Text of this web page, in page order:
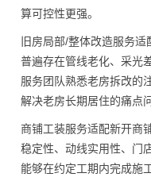
算可控性更强。
旧房局部/整体改造服务
普遍存在管线老化、采光
服务团队熟悉老房拆改的
解决老房长期居住的痛点
商铺工装服务适配新开商
稳定性、动线实用性、门
能够在约定工期内完成施